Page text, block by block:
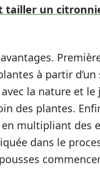
tailler un
à partir
la nature et
des plantes.
multipliant des
dans le